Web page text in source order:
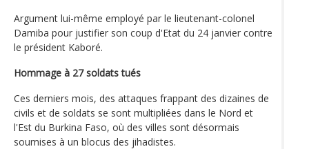
Argument lui-même employé par le lieutenant-colonel
Damiba pour justifier son coup d'Etat du 24 janvier contre
le président Kaboré.
Hommage à 27 soldats tués
Ces derniers mois, des attaques frappant des dizaines de
civils et de soldats se sont multipliées dans le Nord et
l'Est du Burkina Faso, où des villes sont désormais
soumises à un blocus des jihadistes.